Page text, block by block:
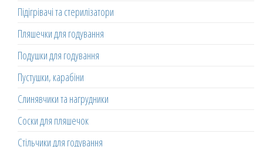
Підігрівачі та стерилізатори
Пляшечки для годування
Подушки для годування
Пустушки, карабіни
Слинявчики та нагрудники
Соски для пляшечок
Стільчики для годування